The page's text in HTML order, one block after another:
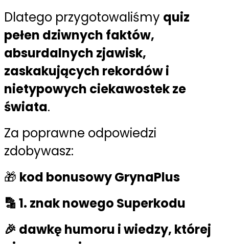
Dlatego przygotowaliśmy quiz
pełen dziwnych faktów,
absurdalnych zjawisk,
zaskakujących rekordów i
nietypowych ciekawostek ze
świata.
Za poprawne odpowiedzi
zdobywasz:
🎁 kod bonusowy GrynaPlus
🔡 1. znak nowego Superkodu
🎉 dawkę humoru i wiedzy, której